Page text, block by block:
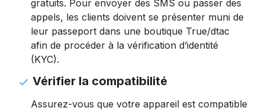
gratuits. Pour envoyer des SMS ou passer des
appels, les clients doivent se présenter muni de
leur passeport dans une boutique True/dtac
afin de procéder à la vérification d’identité
(KYC).
Vérifier la compatibilité
Assurez-vous que votre appareil est compatible